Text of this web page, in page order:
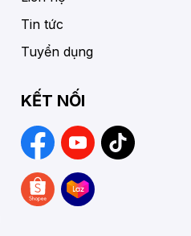
Tin tức
Tuyển dụng
KẾT NỐI